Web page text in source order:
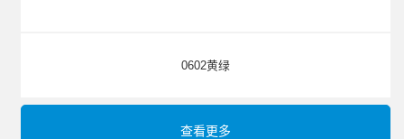
0602黄绿
查看更多